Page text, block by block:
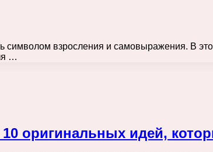
взросления и самовыражения. В
…
оригинальных идей,